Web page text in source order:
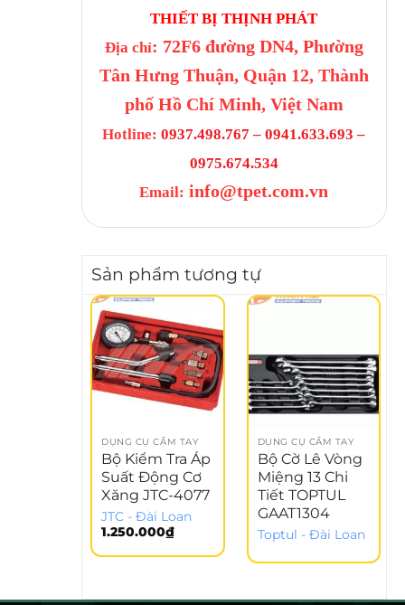
THIẾT BỊ THỊNH PHÁT
Địa chỉ: 72F6 đường DN4, Phường
Tân Hưng Thuận, Quận 12, Thành
phố Hồ Chí Minh, Việt Nam
Hotline: 0937.498.767 – 0941.633.693 –
0975.674.534
Email: info@tpet.com.vn
Sản phẩm tương tự
DỤNG CỤ CẦM TAY
Bộ Kiểm Tra Áp
Suất Động Cơ
Xăng JTC-4077
JTC - Đài Loan
1.250.000₫
DỤNG CỤ CẦM TAY
Bộ Cờ Lê Vòng
Miệng 13 Chi
Tiết TOPTUL
GAAT1304
Toptul - Đài Loan